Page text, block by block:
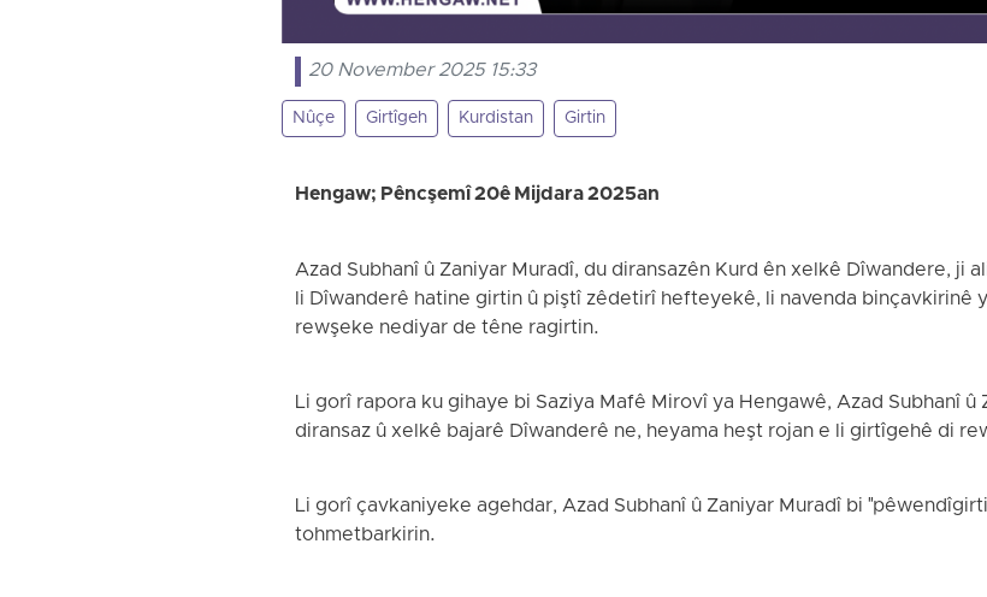
20 November 2025 15:33
Nûçe Girtîgeh Kurdistan Girtin
Hengaw; Pêncşemî 20ê Mijdara 2025an
Azad Subhanî û Zaniyar Muradî, du diransazên Kurd ên xelkê Dîwandere, ji
li Dîwanderê hatine girtin û piştî zêdetirî hefteyekê, li navenda binçavkirinê
rewşeke nediyar de têne ragirtin.
Li gorî rapora ku gihaye bi Saziya Mafê Mirovî ya Hengawê, Azad Subhanî û
diransaz û xelkê bajarê Dîwanderê ne, heyama heşt rojan e li girtîgehê di
Li gorî çavkaniyeke agehdar, Azad Subhanî û Zaniyar Muradî bi
tohmetbarkirin.